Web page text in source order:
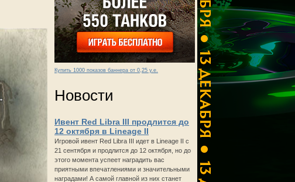
Купить 1000 показов баннера от 0,25 у.е.
Новости
Ивент Red Libra III продлится до
12 октября в Lineage II
Игровой ивент Red Libra III идет в Lineage II с
21 сентября и продлится до 12 октября, но до
этого момента успеет наградить вас
приятными впечатлениями и значительными
наградами! А самой главной из них станет